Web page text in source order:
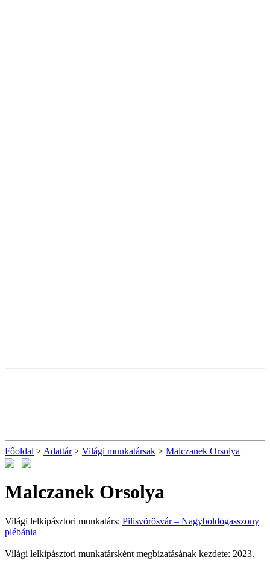
Főoldal > Adattár> Világi munkatársak > Malczanek Orsolya
Malczanek Orsolya
Világi lelkipásztori munkatárs: Pilisvörösvár – Nagyboldogasszony
plébánia
Világi lelkipásztori munkatársként megbizatásának kezdete: 2023.